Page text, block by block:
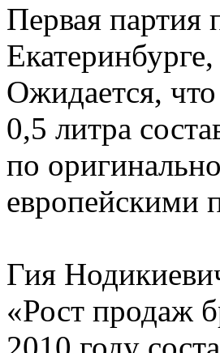
Первая партия
Ожидается,
0,5 литра
по
европейскими
Гия
«Рост продаж